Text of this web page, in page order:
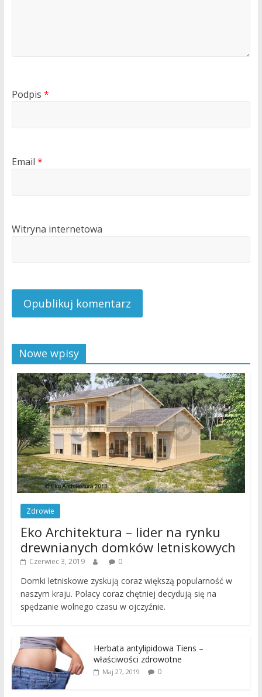
Podpis *
Email *
Witryna internetowa
Nowe wpisy
Zdrowie
Eko Architektura – lider na rynku
drewnianych domków letniskowych
Czerwiec 3, 2019 0
Domki letniskowe zyskują coraz większą popularność w
naszym kraju. Polacy coraz chętniej decydują się na
spędzanie wolnego czasu w ojczyźnie.
Herbata antylipidowa Tiens –
właściwości zdrowotne
Maj 27, 2019 0